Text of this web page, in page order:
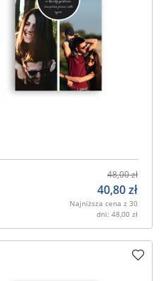
48,00zł
40,80zł
Najniższa cena z 30
dni: 48,00 zł